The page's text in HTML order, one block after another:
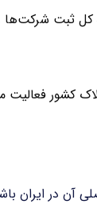
کل ثبت
کشور
آن در ایران